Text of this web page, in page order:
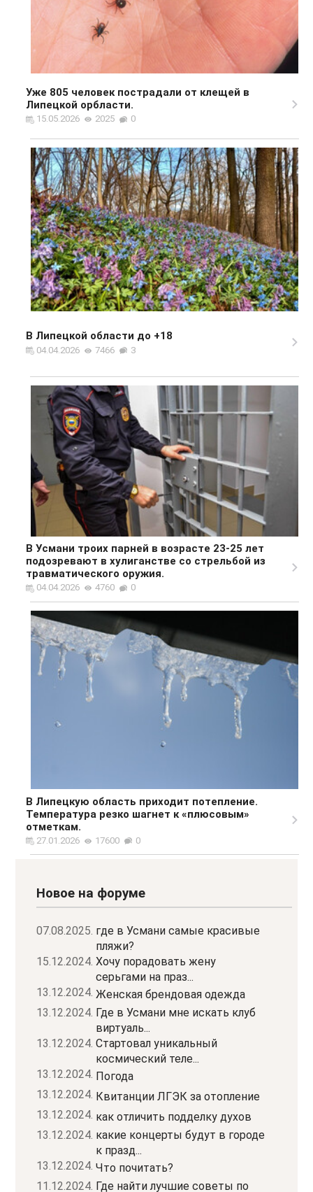
Уже 805 человек пострадали от клещей в
Липецкой орбласти.
15.05.2026 2025 0
В Липецкой области до +18
04.04.2026 7466 3
В Усмани троих парней в возрасте 23-25 лет
подозревают в хулиганстве со стрельбой из
травматического оружия.
04.04.2026 4760 0
В Липецкую область приходит потепление.
Температура резко шагнет к «плюсовым»
отметкам.
27.01.2026 17600 0
Новое на форуме
07.08.2025. где в Усмани самые красивые
пляжи?
15.12.2024. Хочу порадовать жену
серьгами на праз...
13.12.2024. Женская брендовая одежда
13.12.2024. Где в Усмани мне искать клуб
виртуаль...
13.12.2024. Стартовал уникальный
космический теле...
13.12.2024. Погода
13.12.2024. Квитанции ЛГЭК за отопление
13.12.2024. как отличить подделку духов
13.12.2024. какие концерты будут в городе
к празд...
13.12.2024. Что почитать?
11.12.2024. Где найти лучшие советы по